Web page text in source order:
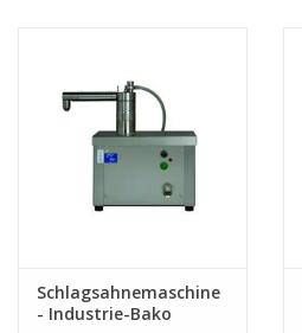
Schlagsahnemaschine
- Industrie-Bako